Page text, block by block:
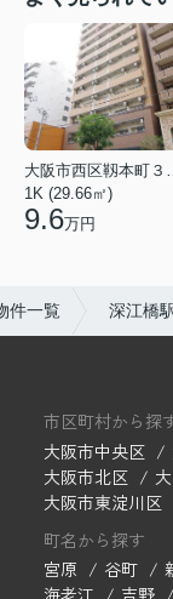
大阪
1K (29.66㎡)
9.6万円
件一覧 深江橋
市区町村から探
大阪市中央区
大阪市北区
大阪市東淀川区
町名から探す
宮原
谷町